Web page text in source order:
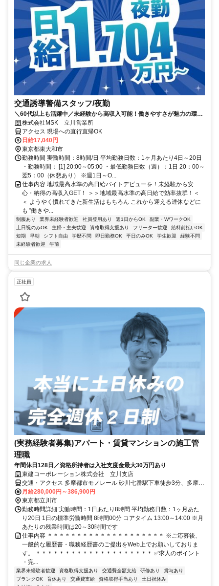
交通誘導警備スタッフ/夜勤
＼60代以上も活躍中／未経験から高収入可能！働きやすさが魅力の環境
で警備員デビューをしませんか！【月収34万円以上可能！日払いも
OK！】勤務3日前迄シフト申請が可能です！週1日～・短期もOK！あな
たのライフスタイルに合わせてお仕事しませんか！未経験者大歓迎！年
代幅広く活躍しています。
株式会社MSK 立川営業所
アクセス 現場への直行直帰OK
日給17,040円
東京都東大和市
勤務時間 実働時間：8時間/日 平均勤務日数：1ヶ月あたり4日～20日
・勤務時間： [1] 20:00～05:00 ・最低勤務日数（週）：1日 20：00～
翌5：00（休憩あり） ※週1日～O...
仕事内容 地域最高水準の高日給バイトデビューを！未経験から安
心・納得の高収入GET！ ＞＞地域最高水準の高日給で効率抜群！＜
＜ ようやく慣れてきた新生活はもちろん これから迎える連休などに
も ”働きや...
制服あり 業界未経験者歓迎 社員登用あり 週1日からOK
副業・WワークOK
土日祝のみOK
主婦・主夫歓迎 資格取得支援あり フリーター歓迎
給料前払いOK
短期
早朝 シフト自由 学歴不問 即日勤務OK 平日のみOK 学生歓迎
経験不問
未経験者歓迎
午前
同じ企業の求人
正社員
(実務経験者募集)アパート・賃貸マンションの施工管
理職
年間休日128日／資格所持者は入社支度金最大30万円あり
東建コーポレーション株式会社 立川支店
交通・アクセス 多摩都市モノレール 砂川七番駅下車徒歩3分、多摩都
市モノレール 玉川上水駅下車徒歩14分
月給280,000円～386,900円
東京都立川市
勤務時間詳細 実働時間：1日あたり8時間 平均勤務日数：1ヶ月あた
り20日 1日の標準労働時間 8時間00分 コアタイム 13:00～14:00 ※月
あたりの残業時間は20～30時間です
仕事内容 ＊＊＊＊＊＊＊＊＊＊＊＊＊＊＊＊＊＊＊＊ ※ご応募後、
一般的な履歴書・職務経歴書のご提出をWeb上でお願いしておりま
す。 ＊＊＊＊＊＊＊＊＊＊＊＊＊＊＊＊＊＊＊＊ ✅求人のポイント
・完...
業界未経験者歓迎 資格取得支援あり 交通費全額支給 研修あり
賞与あり
ブランクOK
育休あり 交通費支給 資格取得手当あり
土日祝休み